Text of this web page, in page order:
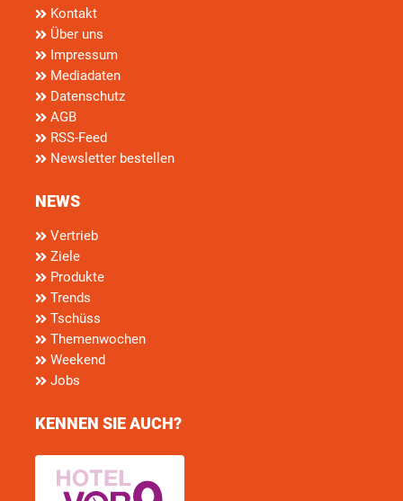
Kontakt
Über uns
Impressum
Mediadaten
Datenschutz
AGB
RSS-Feed
Newsletter bestellen
NEWS
Vertrieb
Ziele
Produkte
Trends
Tschüss
Themenwochen
Weekend
Jobs
KENNEN SIE AUCH?